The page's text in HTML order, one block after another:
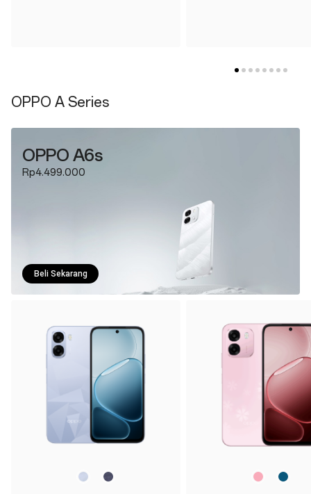
OPPO A Series
OPPO A6s
Rp4.499.000
Beli Sekarang